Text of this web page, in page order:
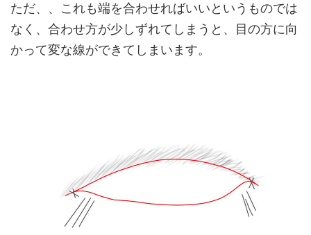
ただ、、これも端を合わせればいいというものでは
なく、合わせ方が少しずれてしまうと、目の方に向
かって変な線ができてしまいます。